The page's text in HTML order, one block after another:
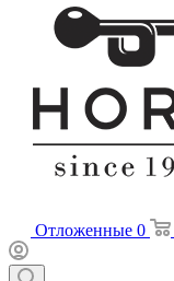
Отложенные 0